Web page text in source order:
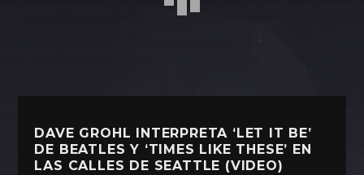
Facebook
DAVE GROHL INTERPRETA ‘LET IT BE’
DE BEATLES Y ‘TIMES LIKE THESE’ EN
LAS CALLES DE SEATTLE (VIDEO)